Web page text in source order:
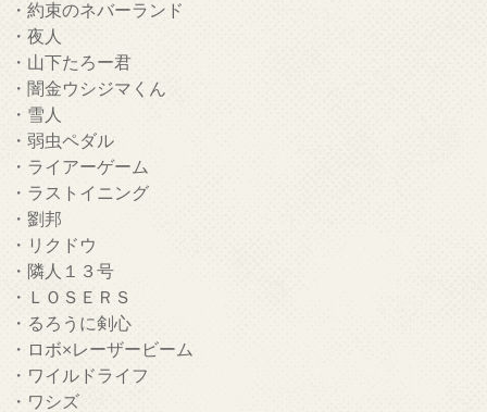
・約束のネバーランド
・夜人
・山下たろー君
・闇金ウシジマくん
・雪人
・弱虫ペダル
・ライアーゲーム
・ラストイニング
・劉邦
・リクドウ
・隣人１３号
・ＬＯＳＥＲＳ
・るろうに剣心
・ロボ×レーザービーム
・ワイルドライフ
・ワシズ